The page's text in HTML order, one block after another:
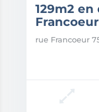
129m2
rue Francoeur